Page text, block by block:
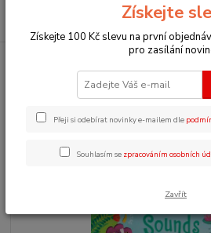
Zvukové knihy pro děti
Sounds book
Získejte
Získejte 100 Kč slevu na první
pro zasílání
Přeji si odebírat novinky e-mailem dle
Souhlasím se zpracováním osobních
Zavřít